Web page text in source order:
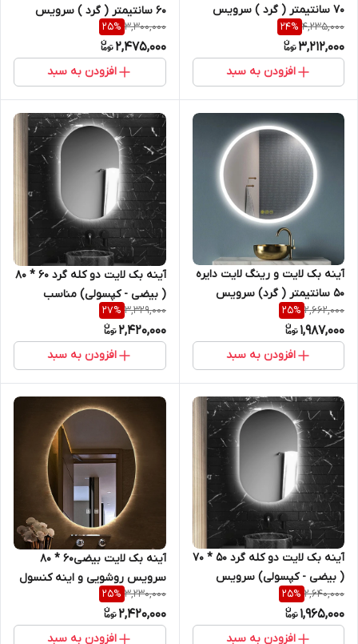
70 سانتیمتر ( گرد ) سرویس
روشویی و اینه کنسول
4,235,000
24%
3,212,000
افزودن به سبد
60 سانتیمتر ( گرد ) سرویس
روشویی و اینه کنسول
3,300,000
25%
2,475,000
افزودن به سبد
آینه بک لایت و رینگ لایت دایره
50 سانتیمتر ( گرد) سرویس
روشویی و اینه کنسول
2,662,000
25%
1,987,000
افزودن به سبد
آینه بک لایت دو کله گرد 60 * 80
( بیضی - کپسولی) مناسب
سرویس روشویی و اینه کنسول
3,329,000
27%
2,420,000
افزودن به سبد
آینه بک لایت دو کله گرد 50 * 70
( بیضی - کپسولی) سرویس
روشویی و اینه کنسول
2,640,000
25%
1,965,000
افزودن به سبد
آینه بک لایت بیضی60 * 80
سرویس روشویی و اینه کنسول
3,230,000
25%
2,420,000
افزودن به سبد